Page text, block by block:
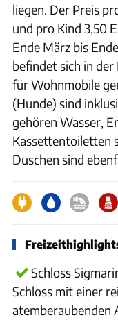
liegen. Der Preis
und pro Kind 3,50
Ende März bis
befindet sich in
für Wohnmobile
(Hunde) sind
gehören Wasser,
Kassettentoiletten
Duschen sind
Schloss
Schloss mit einer
atemberaubenden